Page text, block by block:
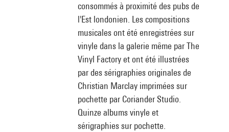
consommés à proximité des pubs de
l'Est londonien. Les compositions
musicales ont été enregistrées sur
vinyle dans la galerie même par The
Vinyl Factory et ont été illustrées
par des sérigraphies originales de
Christian Marclay imprimées sur
pochette par Coriander Studio.
Quinze albums vinyle et
sérigraphies sur pochette.